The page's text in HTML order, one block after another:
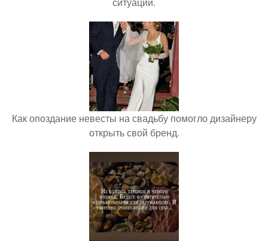
Как опоздание невесты на свадьбу помогло дизайнеру
открыть свой бренд.